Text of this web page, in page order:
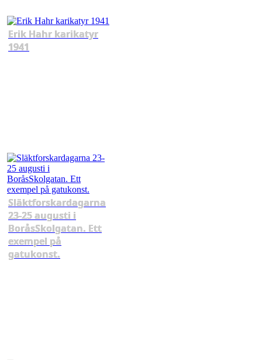
Erik Hahr karikatyr
1941
Släktforskardagarna
23-25 augusti i
BoråsSkolgatan. Ett
exempel på
gatukonst.